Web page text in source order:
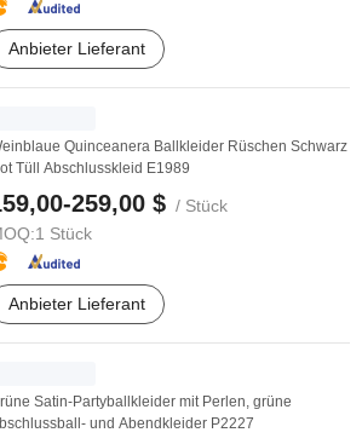
Anbieter Lieferant
Quinceanera Ballkleider Rüschen Schwarz
Tüll Abschlusskleid E1989
259,00 $ / Stück
1 Stück
Anbieter Lieferant
Satin-Partyballkleider mit Perlen, grüne
und Abendkleider P2227